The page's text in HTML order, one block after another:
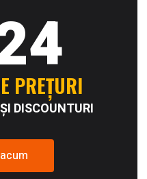
PREȚURI
DISCOUNTURI